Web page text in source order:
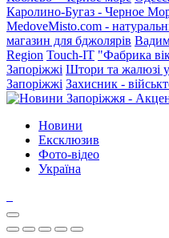
Каролино-Бугаз - Черное
MedoveMisto.com -
магазин для бджолярів
Region Touch-IT "Фабрика
Запоріжжі Штори та жалюзі
Запоріжжі Захисник -
Новини
Ексклюзив
Фото-відео
Україна